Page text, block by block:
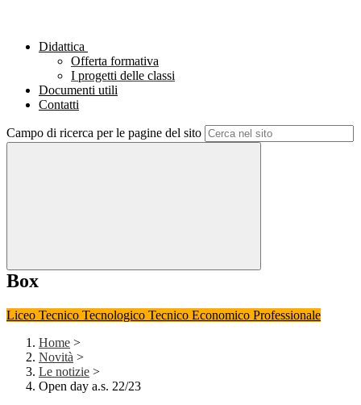
Didattica
Offerta formativa
I progetti delle classi
Documenti utili
Contatti
Campo di ricerca per le pagine del sito
Box
Liceo Tecnico Tecnologico Tecnico Economico Professionale
Home >
Novità >
Le notizie >
Open day a.s. 22/23